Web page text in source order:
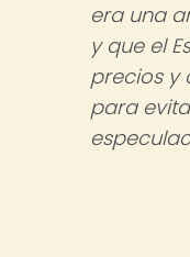
era una
y que el
precios y
para